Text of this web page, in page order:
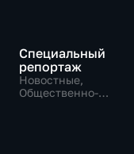
Специальный
репортаж
Новостные,
Общественно-